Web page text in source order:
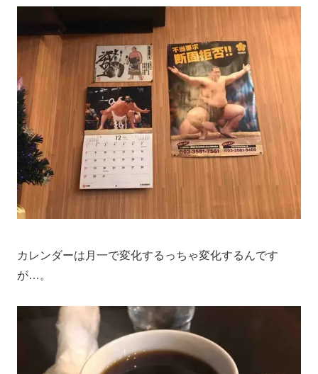
カレンダーは月一で変化するっちゃ変化するんです
が…。